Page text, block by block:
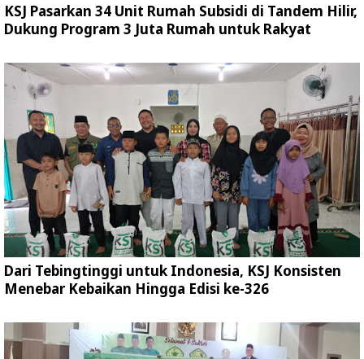
KSJ Pasarkan 34 Unit Rumah Subsidi di Tandem Hilir,
Dukung Program 3 Juta Rumah untuk Rakyat
Dari Tebingtinggi untuk Indonesia, KSJ Konsisten
Menebar Kebaikan Hingga Edisi ke-326